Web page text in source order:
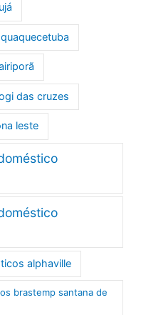
das cruzes
leste
alphaville
brastemp santana de